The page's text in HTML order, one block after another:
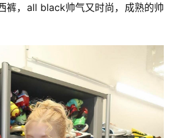
裤，all black帅气又时尚，成熟的帅